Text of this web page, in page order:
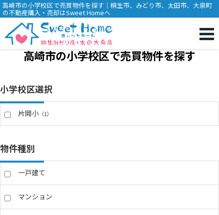
高崎市の小学校区で売買物件を探す｜桐生市、みどり市、太田市、大泉町
の不動産購入・売却はSweet Homeへ
高崎市の小学校区で売買物件を探す
小学校区選択
片岡小 （1）
物件種別
一戸建て
マンション